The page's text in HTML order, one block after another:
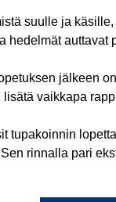
suulle ja käsille,
hedelmät auttavat
jälkeen
vaikkapa
tupakoinnin
rinnalla pari